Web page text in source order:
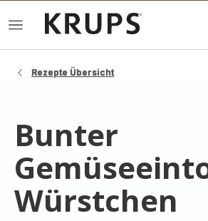
Das
Rezepte Übersicht
Bunter
Würstchen